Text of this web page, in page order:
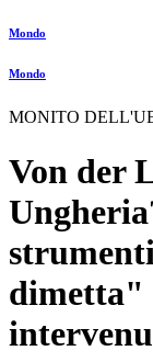
Mondo
Mondo
MONITO
Von der
dimetta"